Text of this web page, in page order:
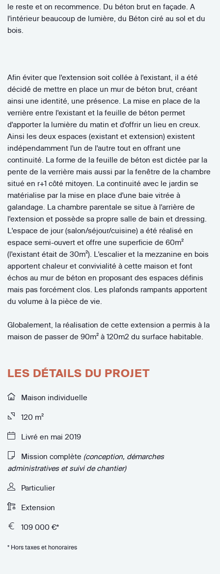
le reste et on recommence. Du béton brut en façade. A
l'intérieur beaucoup de lumière, du Béton ciré au sol et du
bois.
Afin éviter que l'extension soit collée à l'existant, il a été
décidé de mettre en place un mur de béton brut, créant
ainsi une identité, une présence. La mise en place de la
verrière entre l'existant et la feuille de béton permet
d'apporter la lumière du matin et d'offrir un lieu en creux.
Ainsi les deux espaces (existant et extension) existent
indépendamment l'un de l'autre tout en offrant une
continuité. La forme de la feuille de béton est dictée par la
pente de la verrière mais aussi par la fenêtre de la chambre
situé en r+1 côté mitoyen. La continuité avec le jardin se
matérialise par la mise en place d'une baie vitrée à
galandage. La chambre parentale se situe à l'arrière de
l'extension et possède sa propre salle de bain et dressing.
L'espace de jour (salon/séjour/cuisine) a été réalisé en
espace semi-ouvert et offre une superficie de 60m²
(l'existant était de 30m²). L'escalier et la mezzanine en bois
apportent chaleur et convivialité à cette maison et font
échos au mur de béton en proposant des espaces définis
mais pas forcément clos. Les plafonds rampants apportent
du volume à la pièce de vie.
Globalement, la réalisation de cette extension a permis à la
maison de passer de 90m² à 120m2 du surface habitable.
LES DÉTAILS DU PROJET
Maison individuelle
120 m²
Livré en mai 2019
Mission complète (conception, démarches
administratives et suivi de chantier)
Particulier
Extension
109 000 €*
* Hors taxes et honoraires